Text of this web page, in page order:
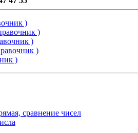
)
)
)
)
)
сравнение чисел